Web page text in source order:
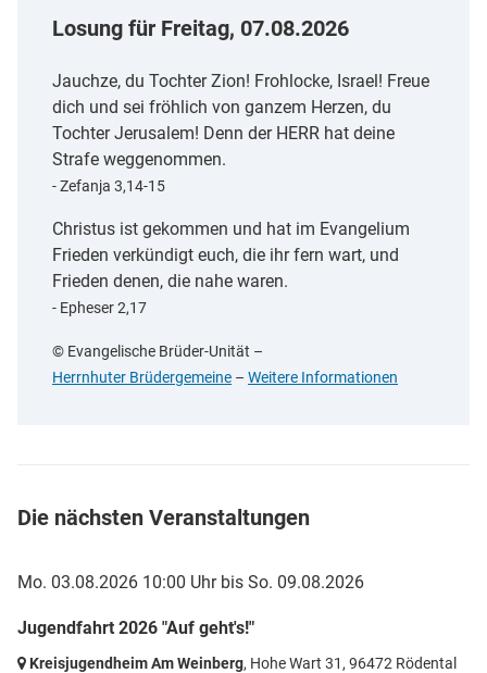
Losung für Freitag, 07.08.2026
Jauchze, du Tochter Zion! Frohlocke, Israel! Freue
dich und sei fröhlich von ganzem Herzen, du
Tochter Jerusalem! Denn der HERR hat deine
Strafe weggenommen.
- Zefanja 3,14-15
Christus ist gekommen und hat im Evangelium
Frieden verkündigt euch, die ihr fern wart, und
Frieden denen, die nahe waren.
- Epheser 2,17
© Evangelische Brüder-Unität –
Herrnhuter Brüdergemeine – Weitere Informationen
Die nächsten Veranstaltungen
Mo. 03.08.2026 10:00 Uhr bis So. 09.08.2026
Jugendfahrt 2026 "Auf geht's!"
Kreisjugendheim Am Weinberg, Hohe Wart 31, 96472 Rödental